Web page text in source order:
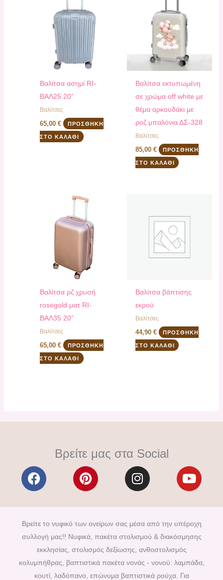
Βαλίτσα ασημί RI-
ΒΑΛ25 20”
Βαλίτσες
65,00€ ΠΡΟΣΘΉΚΗ
ΣΤΟ ΚΑΛΆΘΙ
Βαλίτσα εκτυπωμένη
σε χρώμα off white με
θέμα αρκουδάκι με
ροζ μπαλόνια ΔΣ-328
Βαλίτσες
85,00 € ΠΡΟΣΘΉΚΗ
ΣΤΟ ΚΑΛΆΘΙ
Βαλίτσα ρζ χρυσή
rosegold ματ RI-
ΒΑΛ35 20”
Βαλίτσες
65,00€ ΠΡΟΣΘΉΚΗ
ΣΤΟ ΚΑΛΆΘΙ
Βαλίτσα βάπτισης
εκρού
Βαλίτσες
44,90 € ΠΡΟΣΘΉΚΗ
ΣΤΟ ΚΑΛΆΘΙ
Βρείτε μας στα Social
F
a
e
b
o
o
k
P
i
t
e
r
e
s
t
I
n
t
a
g
r
a
m
Y
o
t
u
b
Βρείτε το νυφικό των ονείρων σας μέσα από την υπέροχη
συλλογή μας!! Νυφικά, πακέτα στολισμού & διακόσμησης
εκκλησίας, στολισμός δεξίωσης, ανθοστολισμός
κολυμπήθρας, βαπτιστικά πακέτα νονάς - νονού: λαμπάδα,
κουτί, λαδόπανο, επώνυμα βαπτιστικά ρούχα. Για